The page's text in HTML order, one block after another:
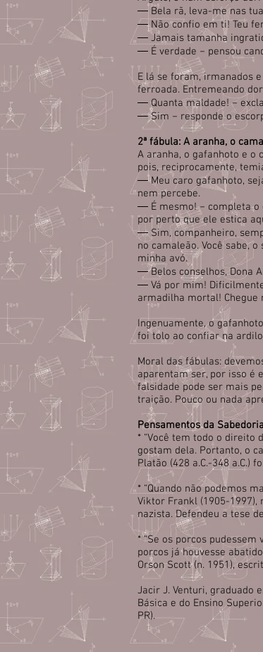
― Bela rã, leva-me nas
― Não confio em ti! Teu
― Jamais tamanha
― É verdade − pensou
E lá se foram, irmanados
ferroada. Entremeando
― Quanta maldade! −
― Sim − responde o
2ª fábula: A aranha, o
A aranha, o gafanhoto e o
pois, reciprocamente,
― Meu caro gafanhoto,
nem percebe.
― É mesmo! − completa o
por perto que ele estica
― Sim, companheiro,
no camaleão. Você sabe,
minha avó.
― Belos conselhos, Dona
― Vá por mim!
armadilha mortal! Chegue
Ingenuamente, o
foi tolo ao confiar na
Moral das fábulas:
aparentam ser, por isso é
falsidade pode ser mais
traição. Pouco ou nada
Pensamentos da
* “Você tem todo o direito
gostam dela. Portanto, o
Platão (428 a.C.-348 a.C.)
* “Quando não podemos
Viktor Frankl (1905-1997),
nazista. Defendeu a tese
* “Se os porcos
porcos já houvesse
Orson Scott (n. 1951),
Jacir J. Venturi, graduado
Básica e do Ensino
PR).